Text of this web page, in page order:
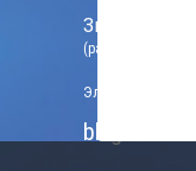
Звонки
(рабочие дни,
Электронный
blago-